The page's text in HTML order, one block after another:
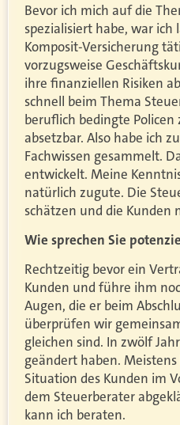
Bevor ich mich auf die
spezialisiert habe, war ich
Komposit-Versicherung
vorzugsweise
ihre finanziellen Risiken
schnell beim Thema
beruflich bedingte Policen
absetzbar. Also habe ich
Fachwissen gesammelt.
entwickelt. Meine
natürlich zugute. Die
schätzen und die Kunden
Wie sprechen Sie
Rechtzeitig bevor ein
Kunden und führe ihm
Augen, die er beim
überprüfen wir
gleichen sind. In zwölf
geändert haben.
Situation des Kunden im
dem Steuerberater
kann ich beraten.